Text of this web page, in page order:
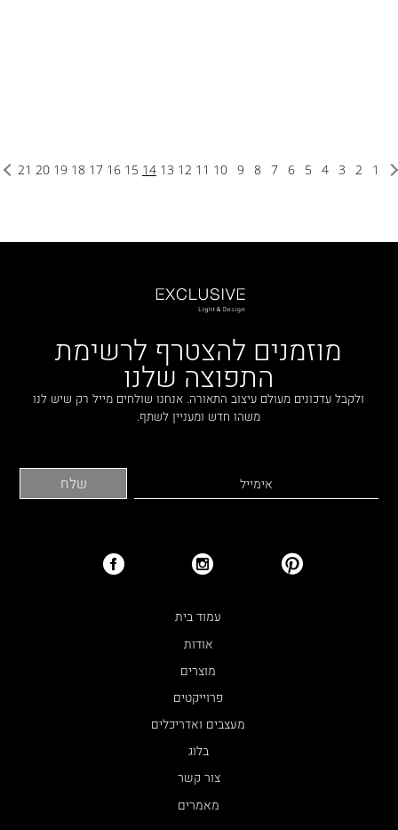
1
2
3
4
5
6
7
8
9
10
11
12
13
14
15
16
17
18
19
20
21
מוזמנים להצטרף לרשימת
התפוצה שלנו
ולקבל עדכונים מעולם עיצוב התאורה. אנחנו שולחים מייל רק שיש לנו
משהו חדש ומעניין לשתף.
עמוד בית
אודות
מוצרים
פרוייקטים
מעצבים ואדריכלים
בלוג
צור קשר
מאמרים